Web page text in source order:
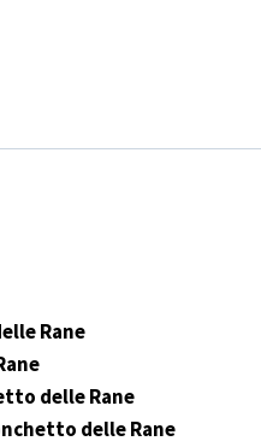
Rane
delle Rane
delle Rane